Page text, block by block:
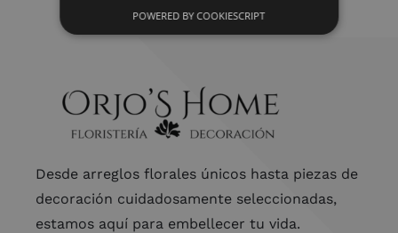
Desde arreglos florales únicos hasta piezas de
decoración cuidadosamente seleccionadas,
estamos aquí para embellecer tu vida.
POWERED BY COOKIESCRIPT